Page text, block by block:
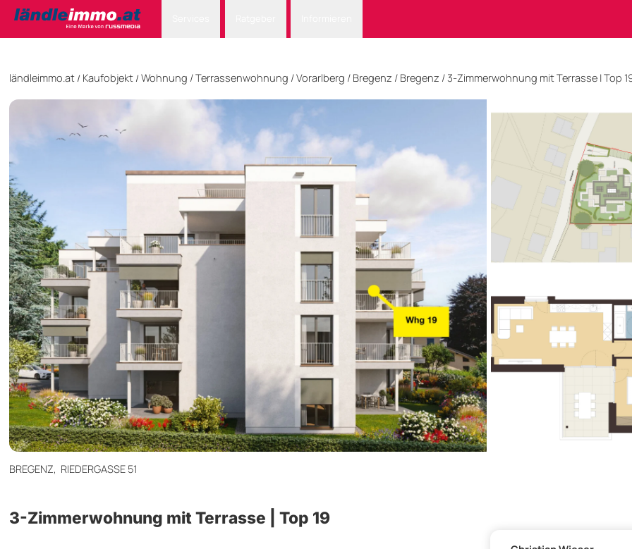
ländleimmo.at / Kaufobjekt / Wohnung /Terrassenwohnung /Vorarlberg / Bregenz / Bregenz /3-Zimmerwohnung mit Terrasse | Top
BREGENZ, RIEDERGASSE 51
3-Zimmerwohnung mit Terrasse | Top 19